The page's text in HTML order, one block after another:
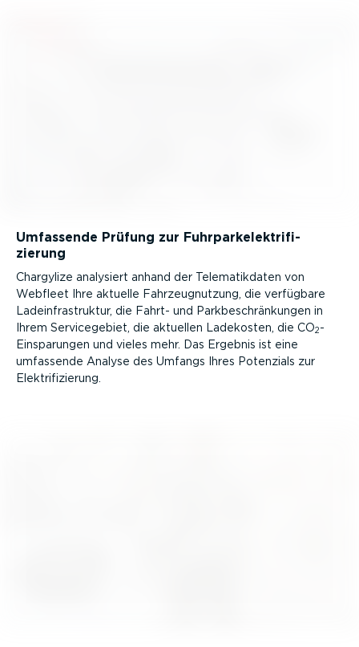
Umfassende Prüfung zur Fuhrpark­elek­tri­fi­
zierung
Chargylize analysiert anhand der Telema­tik­daten von
Webfleet Ihre aktuelle Fahrzeug­nutzung, die verfügbare
Ladein­fra­struktur, die Fahrt- und Parkbe­schrän­kungen in
Ihrem Service­gebiet, die aktuellen Ladekosten, die CO2-
Einspa­rungen und vieles mehr. Das Ergebnis ist eine
umfassende Analyse des Umfangs Ihres Potenzials zur
Elektri­fi­zierung.